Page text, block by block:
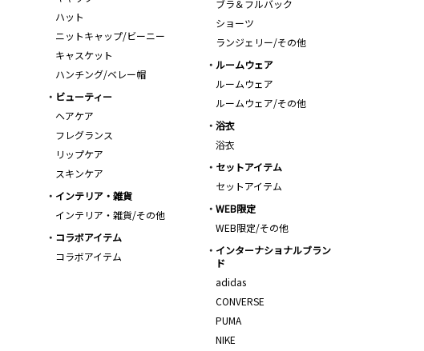
ハット
ニットキャップ/ビーニー
キャスケット
ハンチング/ベレー帽
ブラ＆フルバック
ショーツ
ランジェリー/その他
ルームウェア
ルームウェア
ルームウェア/その他
ビューティー
ヘアケア
フレグランス
リップケア
スキンケア
浴衣
浴衣
セットアイテム
セットアイテム
インテリア・雑貨
インテリア・雑貨/その他
WEB限定
WEB限定/その他
コラボアイテム
コラボアイテム
インターナショナルブラン
ド
adidas
CONVERSE
PUMA
NIKE